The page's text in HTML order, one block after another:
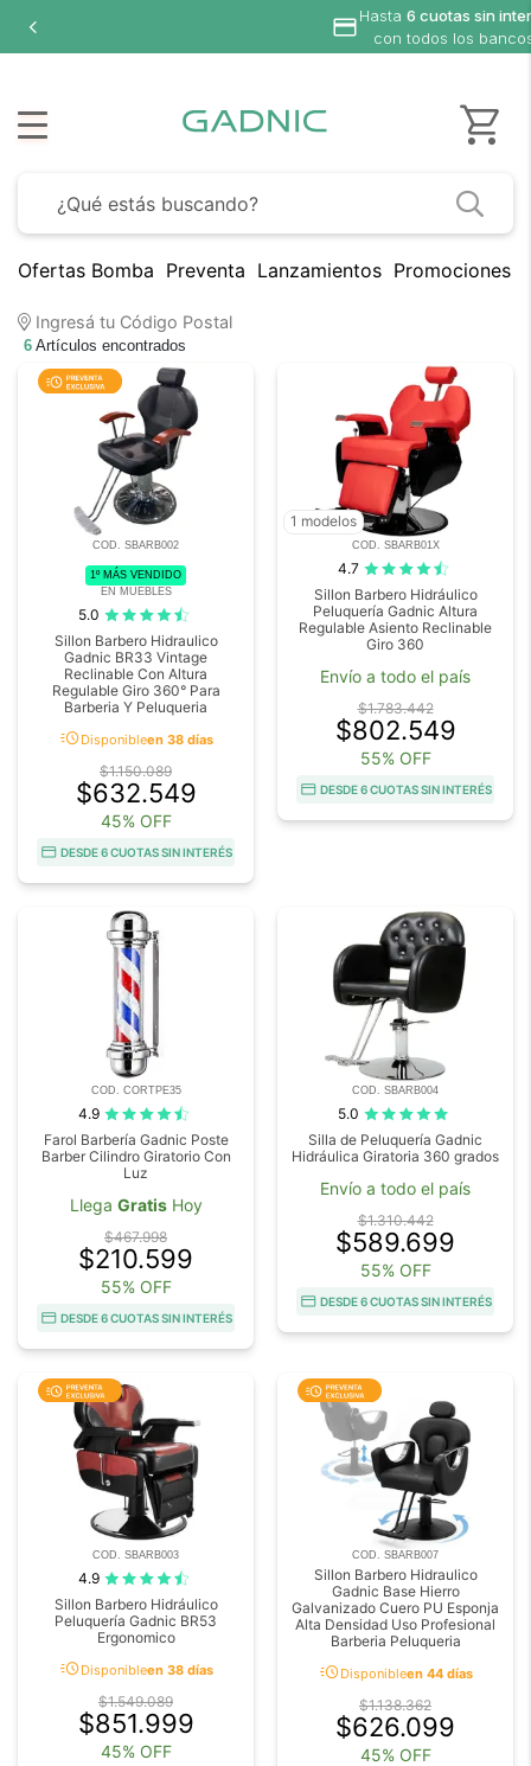
Hasta 6 cuotas sin
con todos los
Ofertas Bomba Preventa Lanzamientos Promociones
Ingresá tu Código Postal
6 Artículos encontrados
COD. SBARB002
1º MÁS VENDIDO
EN MUEBLES
5.0
Sillon Barbero Hidraulico
Gadnic BR33 Vintage
Reclinable Con Altura
Regulable Giro 360° Para
Barberia Y Peluqueria
acuteDisponibleen 38 días
$1.150.089
$632.549
45% OFF
DESDE 6 CUOTAS SIN INTERÉS
1 modelos
COD. SBARB01X
4.7
Sillon Barbero Hidráulico
Peluquería Gadnic Altura
Regulable Asiento Reclinable
Giro 360
Envío a todo el país
$1.783.442
$802.549
55% OFF
DESDE 6 CUOTAS SIN INTERÉS
COD. CORTPE35
4.9
Farol Barbería Gadnic Poste
Barber Cilindro Giratorio Con
Luz
Llega GratisHoy
$467.998
$210.599
55% OFF
DESDE 6 CUOTAS SIN INTERÉS
COD. SBARB004
5.0
Silla de Peluquería Gadnic
Hidráulica Giratoria 360 grados
Envío a todo el país
$1.310.442
$589.699
55% OFF
DESDE 6 CUOTAS SIN INTERÉS
COD. SBARB003
4.9
Sillon Barbero Hidráulico
Peluquería Gadnic BR53
Ergonomico
acuteDisponibleen 38 días
$1.549.089
$851.999
45% OFF
COD. SBARB007
Sillon Barbero Hidraulico
Gadnic Base Hierro
Galvanizado Cuero PU Esponja
Alta Densidad Uso Profesional
Barberia Peluqueria
acuteDisponibleen 44 días
$1.138.362
$626.099
45% OFF